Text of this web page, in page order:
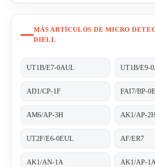
MÁS ARTÍCULOS DE MICRO
DIELL
UT1B/E7-0AUL UT1B/E9-
AD1/CP-1F FAI7/BP-0E
AM6/AP-3H AK1/AP-
UT2F/E6-0EUL AF/ER7
AK1/AN-1A AK1/AP-